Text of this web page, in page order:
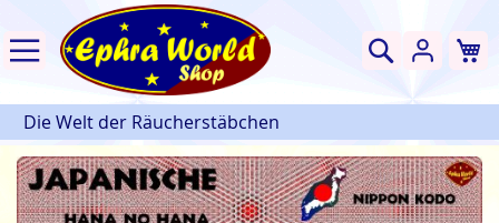
Suche
Die Welt der Räucherstäbchen